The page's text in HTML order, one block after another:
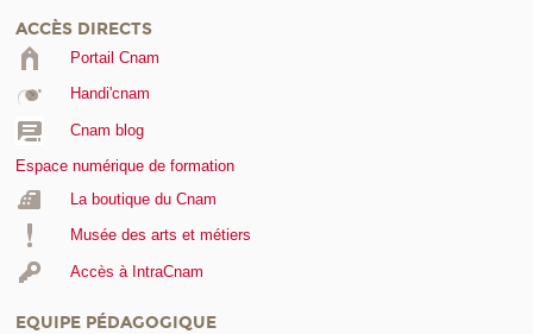
ACCÈS DIRECTS
Portail Cnam
Handi'cnam
Cnam blog
Espace numérique de formation
La boutique du Cnam
Musée des arts et métiers
Accès à IntraCnam
EQUIPE PÉDAGOGIQUE